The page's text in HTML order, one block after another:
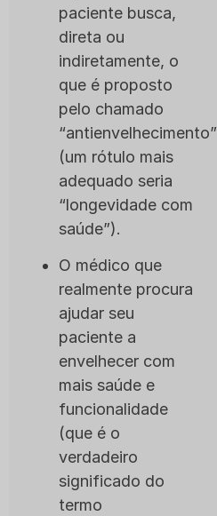
paciente busca,
direta ou
indiretamente, o
que é proposto
pelo chamado
“antienvelhecimento”
(um rótulo mais
adequado seria
“longevidade com
saúde”).
O médico que
realmente procura
ajudar seu
paciente a
envelhecer com
mais saúde e
funcionalidade
(que é o
verdadeiro
significado do
termo